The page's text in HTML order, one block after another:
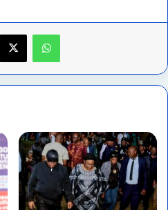
X WhatsApp